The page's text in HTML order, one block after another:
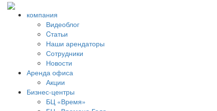
компания
Видеоблог
Cтатьи
Наши арендаторы
Сотрудники
Новости
Аренда офиса
Акции
Бизнес-центры
БЦ «Время»